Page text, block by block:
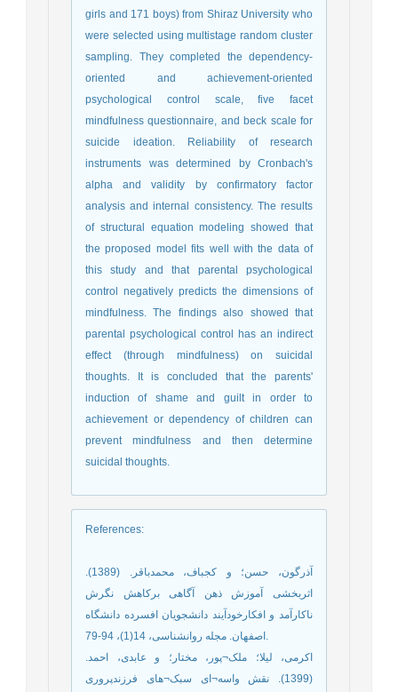
girls and 171 boys) from Shiraz University who
were selected using multistage random cluster
sampling. They completed the dependency-
oriented and achievement-oriented
psychological control scale, five facet
mindfulness questionnaire, and beck scale for
suicide ideation. Reliability of research
instruments was determined by Cronbach's
alpha and validity by confirmatory factor
analysis and internal consistency. The results
of structural equation modeling showed that
the proposed model fits well with the data of
this study and that parental psychological
control negatively predicts the dimensions of
mindfulness. The findings also showed that
parental psychological control has an indirect
effect (through mindfulness) on suicidal
thoughts. It is concluded that the parents'
induction of shame and guilt in order to
achievement or dependency of children can
prevent mindfulness and then determine
suicidal thoughts.
References:
آذرگون، حسن؛ و کجباف، محمدباقر. (1389).
اثربخشی آموزش ذهن آگاهی برکاهش نگرش
ناکارآمد و افکارخودآیند دانشجویان افسرده دانشگاه
اصفهان. مجله روانشناسی، 14(1)، 94-79.
اکرمی، لیلا؛ ملک¬پور، مختار؛ و عابدی، احمد.
(1399). نقش واسه¬ای سبک¬های فرزندپروری